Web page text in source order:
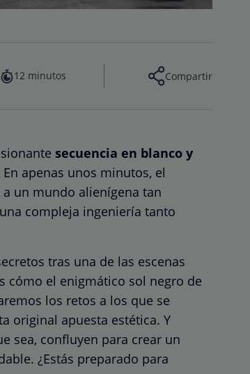
12 minutos Compartir
secuencia en blanco y
apenas unos minutos, el
un mundo alienígena tan
compleja ingeniería tanto
tras una de las escenas
cómo el enigmático sol negro de
los retos a los que se
original apuesta estética. Y
sea, confluyen para crear un
¿Estás preparado para